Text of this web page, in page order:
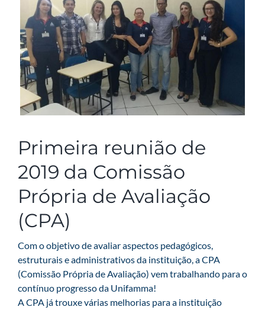
Primeira reunião de
2019 da Comissão
Própria de Avaliação
(CPA)
Com o objetivo de avaliar aspectos pedagógicos,
estruturais e administrativos da instituição, a CPA
(Comissão Própria de Avaliação) vem trabalhando para o
contínuo progresso da Unifamma!
A CPA já trouxe várias melhorias para a instituição